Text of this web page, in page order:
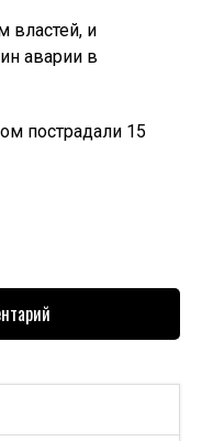
властей, и
аварии в
пострадали 15